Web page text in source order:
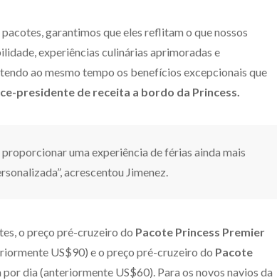
garantimos que eles reflitam o que nossos
experiências culinárias aprimoradas e
ao mesmo tempo os benefícios excepcionais que
presidente de receita a bordo da Princess.
uma experiência de férias ainda mais
acrescentou Jimenez.
o preço pré-cruzeiro do Pacote Princess Premier
US$90) e o preço pré-cruzeiro do Pacote
por dia (anteriormente US$60). Para os novos navios da